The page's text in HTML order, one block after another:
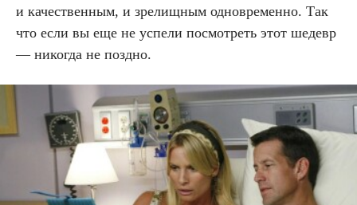
и качественным, и зрелищным одновременно. Так
что если вы еще не успели посмотреть этот шедевр
— никогда не поздно.